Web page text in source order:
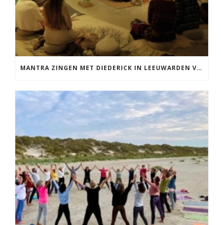
MANTRA ZINGEN MET DIEDERICK IN LEEUWARDEN VRIJDAG 12 JUNI KIRTAN